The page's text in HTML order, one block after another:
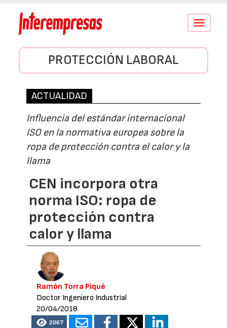
Conmutar
PROTECCIÓN LABORAL
ACTUALIDAD
Influencia del estándar internacional
ISO en la normativa europea sobre la
ropa de protección contra el calor y la
llama
CEN incorpora otra
norma ISO: ropa de
protección contra
calor y llama
Ramón Torra Piqué
Doctor Ingeniero Industrial
20/04/2018
2067